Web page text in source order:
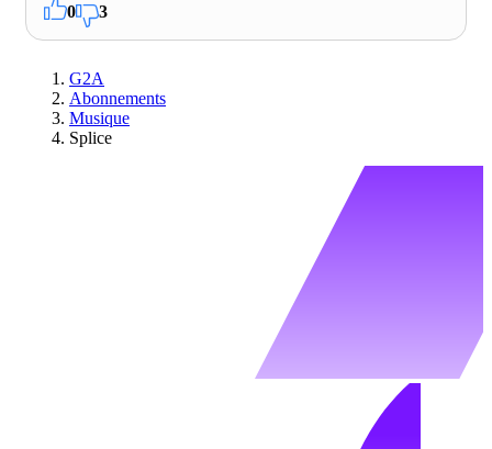
0 3
G2A
Abonnements
Musique
Splice